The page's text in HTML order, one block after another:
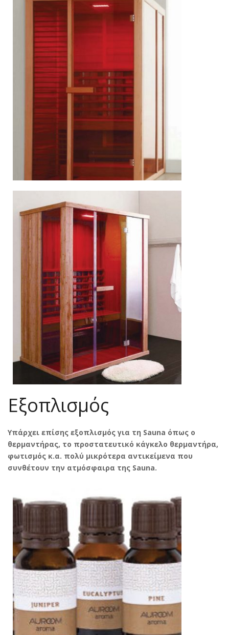
Εξοπλισμός
Υπάρχει επίσης εξοπλισμός για τη Sauna όπως ο
θερμαντήρας, το προστατευτικό κάγκελο θερμαντήρα,
φωτισμός κ.α. πολύ μικρότερα αντικείμενα που
συνθέτουν την ατμόσφαιρα της Sauna.